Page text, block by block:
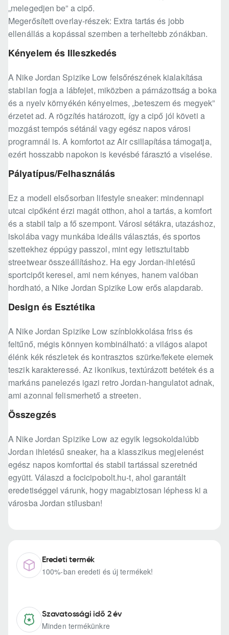
„melegedjen be” a cipő.
Megerősített overlay-részek: Extra tartás és jobb
ellenállás a kopással szemben a terheltebb zónákban.
Kényelem és Illeszkedés
A Nike Jordan Spizike Low felsőrészének kialakítása
stabilan fogja a lábfejet, miközben a párnázottság a boka
és a nyelv környékén kényelmes, „beteszem és megyek”
érzetet ad. A rögzítés határozott, így a cipő jól követi a
mozgást tempós sétánál vagy egész napos városi
programnál is. A komfortot az Air csillapítása támogatja,
ezért hosszabb napokon is kevésbé fárasztó a viselése.
Pályatípus/Felhasználás
Ez a modell elsősorban lifestyle sneaker: mindennapi
utcai cipőként érzi magát otthon, ahol a tartás, a komfort
és a stabil talp a fő szempont. Városi sétákra, utazáshoz,
iskolába vagy munkába ideális választás, és sportos
szettekhez éppúgy passzol, mint egy letisztultabb
streetwear összeállításhoz. Ha egy Jordan-ihletésű
sportcipőt keresel, ami nem kényes, hanem valóban
hordható, a Nike Jordan Spizike Low erős alapdarab.
Design és Esztétika
A Nike Jordan Spizike Low színblokkolása friss és
feltűnő, mégis könnyen kombinálható: a világos alapot
élénk kék részletek és kontrasztos szürke/fekete elemek
teszik karakteressé. Az ikonikus, textúrázott betétek és a
markáns panelezés igazi retro Jordan-hangulatot adnak,
ami azonnal felismerhető a streeten.
Összegzés
A Nike Jordan Spizike Low az egyik legsokoldalúbb
Jordan ihletésű sneaker, ha a klasszikus megjelenést
egész napos komforttal és stabil tartással szeretnéd
együtt. Válaszd a focicipobolt.hu-t, ahol garantált
eredetiséggel várunk, hogy magabiztosan léphess ki a
városba Jordan stílusban!
Eredeti termék
100%-ban eredeti és új termékek!
Szavatossági idő 2 év
Minden termékünkre